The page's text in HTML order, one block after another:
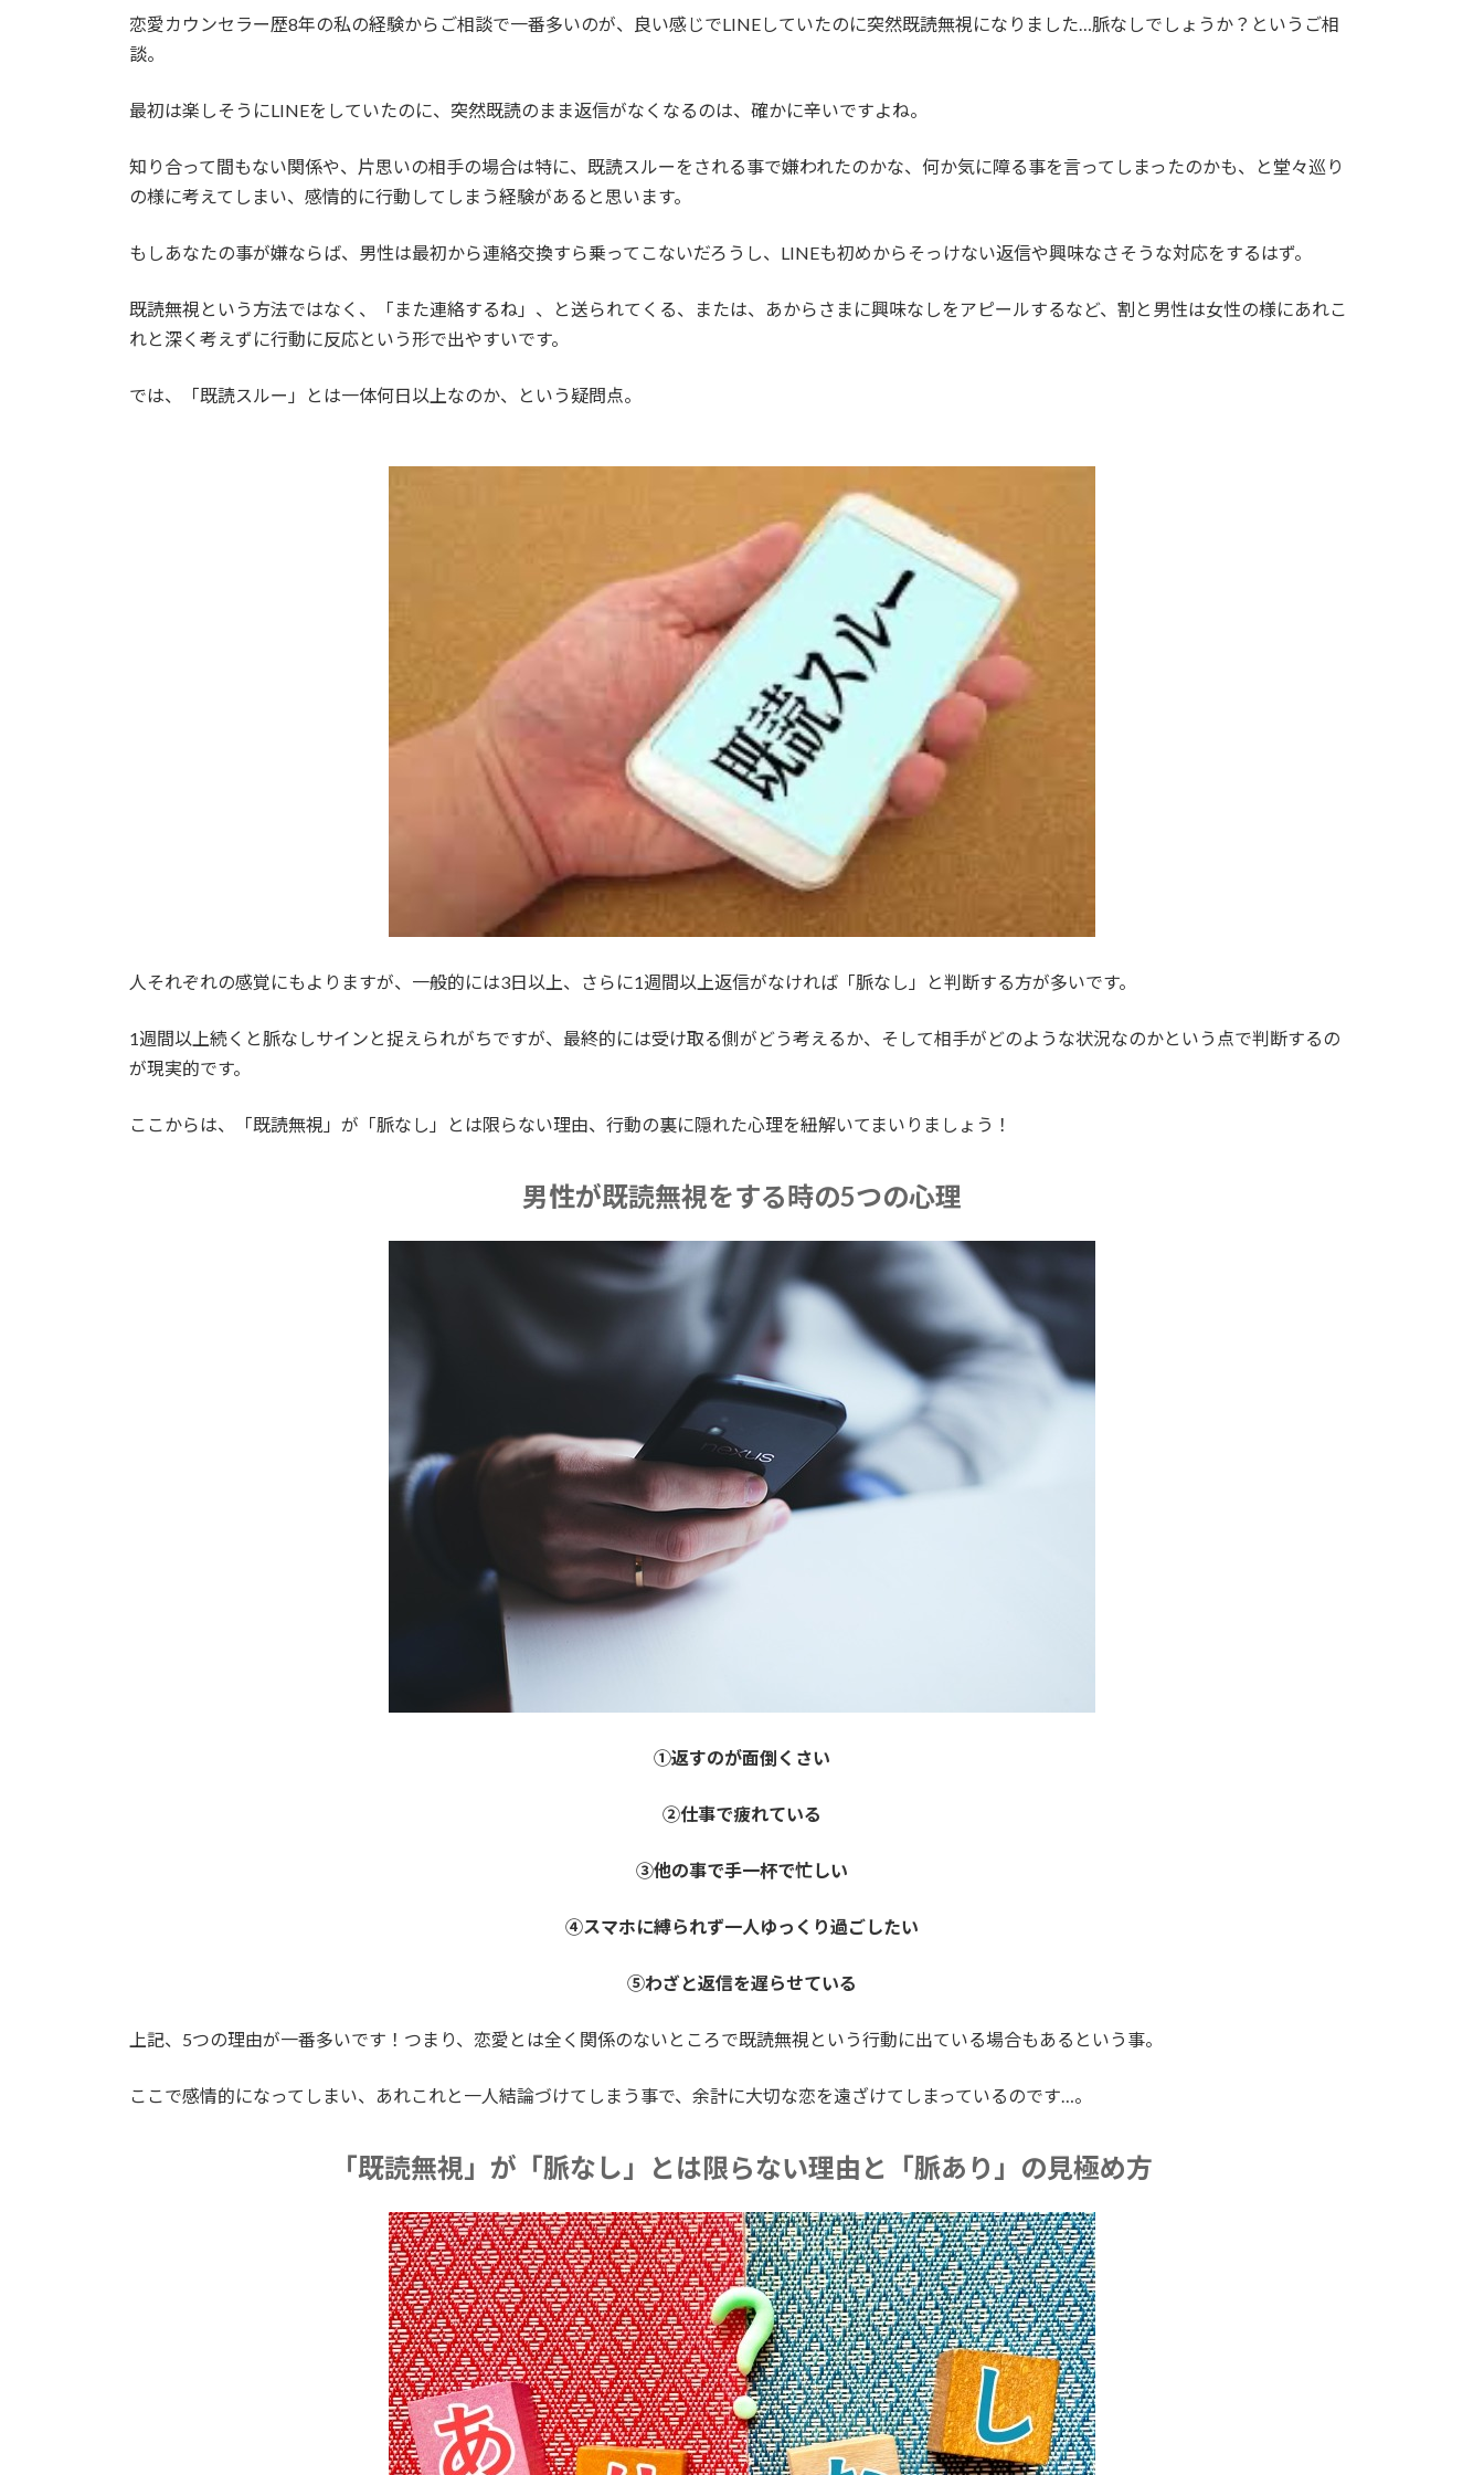
恋愛カウンセラー歴8年の私の経験からご相談で一番多いのが、良い感じでLINEしていたのに突然既読無視になりました…脈なしでしょうか？というご相
談。
最初は楽しそうにLINEをしていたのに、突然既読のまま返信がなくなるのは、確かに辛いですよね。
知り合って間もない関係や、片思いの相手の場合は特に、既読スルーをされる事で嫌われたのかな、何か気に障る事を言ってしまったのかも、と堂々巡り
の様に考えてしまい、感情的に行動してしまう経験があると思います。
もしあなたの事が嫌ならば、男性は最初から連絡交換すら乗ってこないだろうし、LINEも初めからそっけない返信や興味なさそうな対応をするはず。
既読無視という方法ではなく、「また連絡するね」、と送られてくる、または、あからさまに興味なしをアピールするなど、割と男性は女性の様にあれこ
れと深く考えずに行動に反応という形で出やすいです。
では、「既読スルー」とは一体何日以上なのか、という疑問点。
人それぞれの感覚にもよりますが、一般的には3日以上、さらに1週間以上返信がなければ「脈なし」と判断する方が多いです。
1週間以上続くと脈なしサインと捉えられがちですが、最終的には受け取る側がどう考えるか、そして相手がどのような状況なのかという点で判断するの
が現実的です。
ここからは、「既読無視」が「脈なし」とは限らない理由、行動の裏に隠れた心理を紐解いてまいりましょう！
男性が既読無視をする時の5つの心理
①返すのが面倒くさい
②仕事で疲れている
③他の事で手一杯で忙しい
④スマホに縛られず一人ゆっくり過ごしたい
⑤わざと返信を遅らせている
上記、5つの理由が一番多いです！つまり、恋愛とは全く関係のないところで既読無視という行動に出ている場合もあるという事。
ここで感情的になってしまい、あれこれと一人結論づけてしまう事で、余計に大切な恋を遠ざけてしまっているのです…。
「既読無視」が「脈なし」とは限らない理由と「脈あり」の見極め方